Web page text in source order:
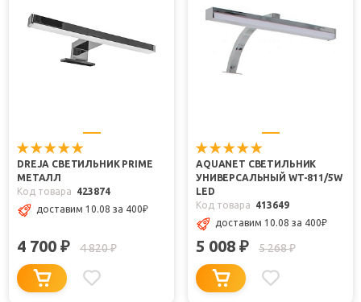
DREJA СВЕТИЛЬНИК PRIME
МЕТАЛЛ
Код товара
423874
доставим 10.08 за 400₽
4 700 ₽ 4 820₽
AQUANET СВЕТИЛЬНИК
УНИВЕРСАЛЬНЫЙ WT-811/5W
LED
Код товара
413649
доставим 10.08 за 400₽
5 008 ₽ 5 268₽